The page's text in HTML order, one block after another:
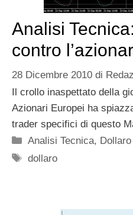
Analisi
contro
28 Dicembre 2010 di
Il crollo inaspettato della
Azionari Europei ha
trader specifici di questo
Categorie
Analisi Tecnica,
Tag
dollaro